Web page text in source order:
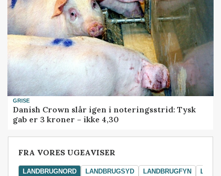
GRISE
Danish Crown slår igen i noteringsstrid: Tysk
gab er 3 kroner – ikke 4,30
FRA VORES UGEAVISER
LANDBRUGNORD LANDBRUGSYD LANDBRUGFYN